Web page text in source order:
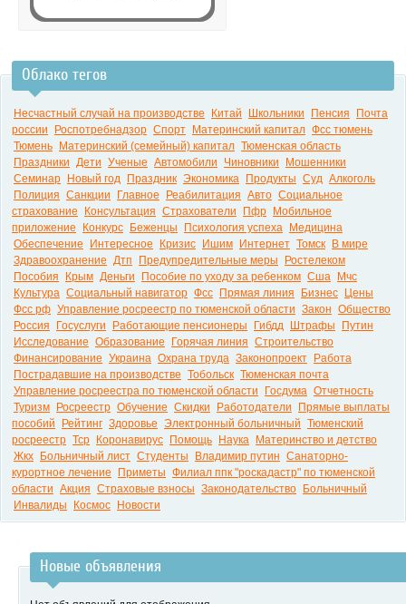
Облако тегов
Несчастный случай на производстве Китай Школьники Пенсия
Почта
россии
Роспотребнадзор Спорт Материнский капитал Фсс тюмень
Тюмень
Материнский (семейный) капитал Тюменская область
Праздники Дети Ученые Автомобили Чиновники
Мошенники
Семинар
Новый год Праздник Экономика Продукты Суд Алкоголь
Полиция Санкции Главное Реабилитация Авто Социальное
страхование
Консультация Страхователи Пфр
Мобильное
приложение
Конкурс Беженцы Психология успеха
Медицина
Обеспечение
Интересное Кризис Ишим Интернет Томск
В мире
Здравоохранение Дтп Предупредительные меры
Ростелеком
Пособия
Крым Деньги Пособие по уходу за ребенком Сша
Мчс
Культура Социальный навигатор Фсс Прямая линия Бизнес
Цены
Фсс рф Управление росреестр по тюменской области Закон Общество
Россия
Госуслуги Работающие пенсионеры Гибдд Штрафы
Путин
Исследование Образование Горячая линия Строительство
Финансирование Украина Охрана труда Законопроект
Работа
Пострадавшие на производстве Тобольск Тюменская почта
Управление росреестра по тюменской области
Госдума Отчетность
Туризм
Росреестр Обучение Скидки Работодатели
Прямые выплаты
пособий
Рейтинг Здоровье Электронный больничный Тюменский
росреестр Тср Коронавирус Помощь Наука
Материнство и детство
Жкх
Больничный лист Студенты Владимир путин Санаторно-
курортное лечение
Приметы Филиал ппк "роскадастр" по тюменской
области Акция Страховые взносы Законодательство
Больничный
Инвалиды
Космос Новости
Новые объявления